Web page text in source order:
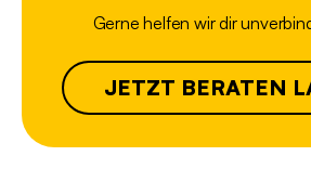
Gerne helfen wir dir
JETZT BERATEN